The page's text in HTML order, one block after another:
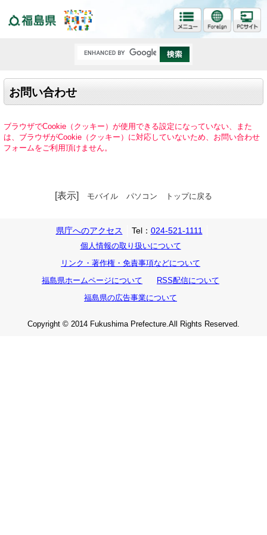
お問い合わせ
ブラウザでCookie（クッキー）が使用できる設定になっていない、また
は、ブラウザがCookie（クッキー）に対応していないため、お問い合わせ
フォームをご利用頂けません。
[表示] モバイル パソコン トップに戻る
県庁へのアクセス Tel： 024-521-1111
個人情報の取り扱いについて
リンク・著作権・免責事項などについて
福島県ホームページについて
RSS配信について
福島県の広告事業について
Copyright © 2014 Fukushima Prefecture.All Rights Reserved.